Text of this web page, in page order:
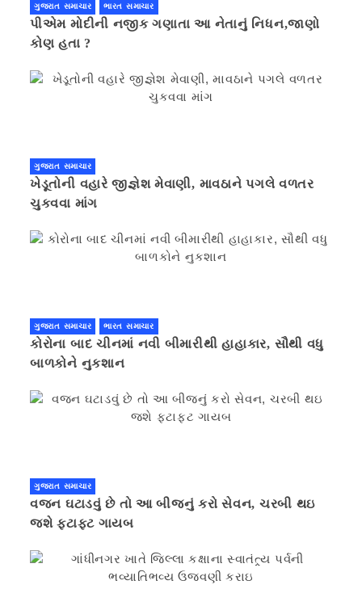
ગુજરાત સમાચાર ભારત સમાચાર
પીએમ મોદીની નજીક ગણાતા આ નેતાનું નિધન,જાણો
કોણ હતા ?
ગુજરાત સમાચાર
ખેડૂતોની વહારે જીજ્ઞેશ મેવાણી, માવઠાને પગલે વળતર
ચુકવવા માંગ
ગુજરાત સમાચાર ભારત સમાચાર
કોરોના બાદ ચીનમાં નવી બીમારીથી હાહાકાર, સૌથી વધુ
બાળકોને નુકશાન
ગુજરાત સમાચાર
વજન ઘટાડવું છે તો આ બીજનું કરો સેવન, ચરબી થઇ
જશે ફટાફટ ગાયબ